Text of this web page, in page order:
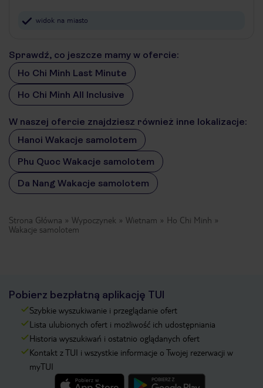
widok na miasto
Sprawdź, co jeszcze mamy w ofercie:
Ho Chi Minh Last Minute
Ho Chi Minh All Inclusive
W naszej ofercie znajdziesz również inne lokalizacje:
Hanoi Wakacje samolotem
Phu Quoc Wakacje samolotem
Da Nang Wakacje samolotem
Strona Główna Wypoczynek Wietnam
Ho Chi Minh
Wakacje samolotem
Pobierz bezpłatną aplikację TUI
Szybkie wyszukiwanie i przeglądanie ofert
Lista ulubionych ofert i możliwość ich udostępniania
Historia wyszukiwań i ostatnio oglądanych ofert
Kontakt z TUI i wszystkie informacje o Twojej rezerwacji w
myTUI